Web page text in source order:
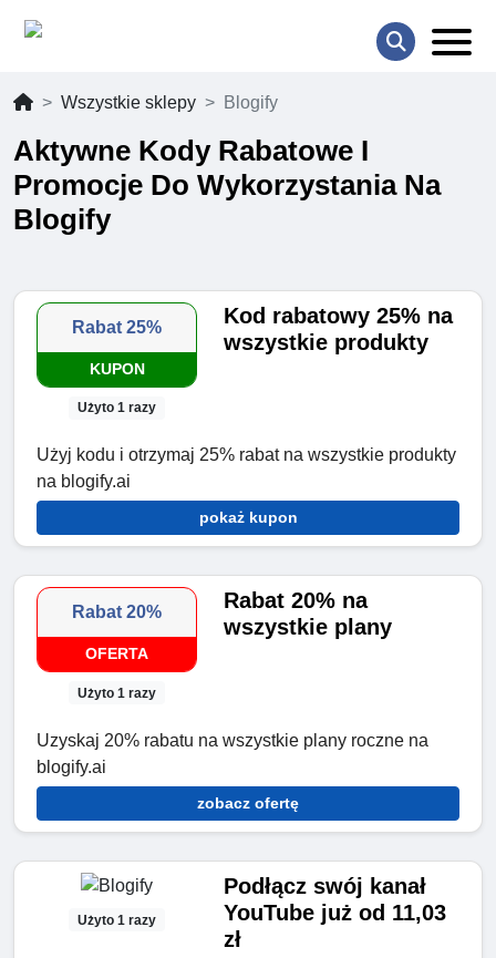
Wszystkie sklepy Blogify
Aktywne Kody Rabatowe I
Promocje Do Wykorzystania Na
Blogify
Rabat 25%
KUPON
Użyto 1 razy
Kod rabatowy 25% na
wszystkie produkty
Użyj kodu i otrzymaj 25% rabat na wszystkie produkty
na blogify.ai
pokaż kupon
Rabat 20%
OFERTA
Użyto 1 razy
Rabat 20% na
wszystkie plany
Uzyskaj 20% rabatu na wszystkie plany roczne na
blogify.ai
zobacz ofertę
Użyto 1 razy
Podłącz swój kanał
YouTube już od 11,03
zł